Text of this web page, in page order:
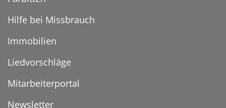
Hilfe bei Missbrauch
Immobilien
Liedvorschläge
Mitarbeiterportal
Newsletter